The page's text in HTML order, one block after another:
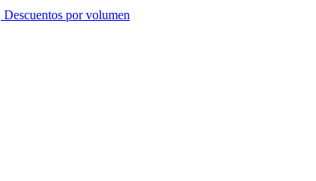
Descuentos por volumen